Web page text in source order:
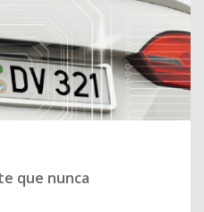
que nunca